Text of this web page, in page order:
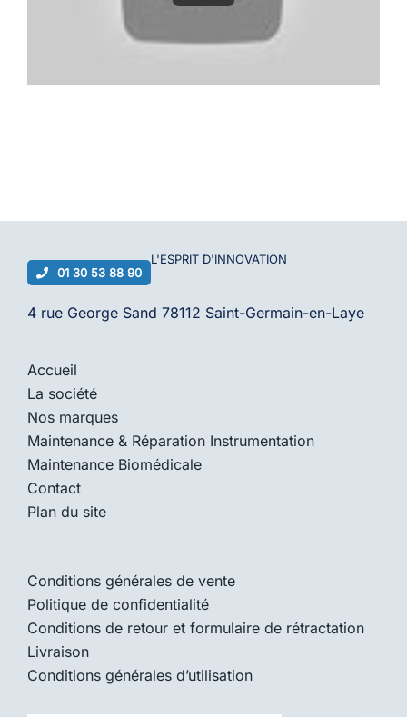
L'ESPRIT D'INNOVATION
01 30 53 88 90
4 rue George Sand 78112 Saint-Germain-en-Laye
Accueil
La société
Nos marques
Maintenance & Réparation Instrumentation
Maintenance Biomédicale
Contact
Plan du site
Conditions générales de vente
Politique de confidentialité
Conditions de retour et formulaire de rétractation
Livraison
Conditions générales d’utilisation